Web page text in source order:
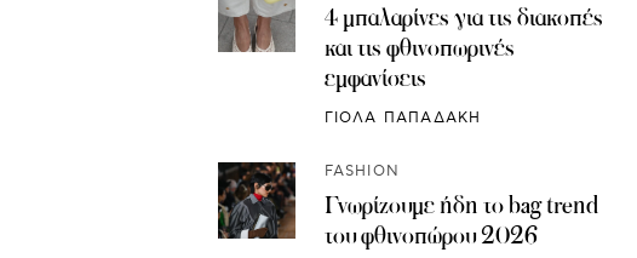
4 μπαλαρίνες για τις διακοπές
και τις φθινοπωρινές
εμφανίσεις
ΓΙΟΛΑ ΠΑΠΑΔΑΚΗ
FASHION
Γνωρίζουμε ήδη το bag trend
του φθινοπώρου 2026